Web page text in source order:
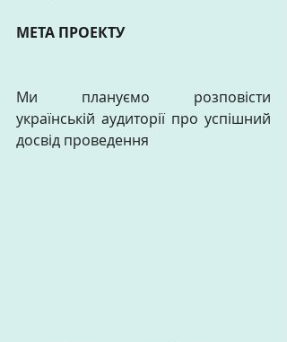
МЕТА ПРОЕКТУ
Ми плануємо розповісти
українській аудиторії про успішний
досвід проведення